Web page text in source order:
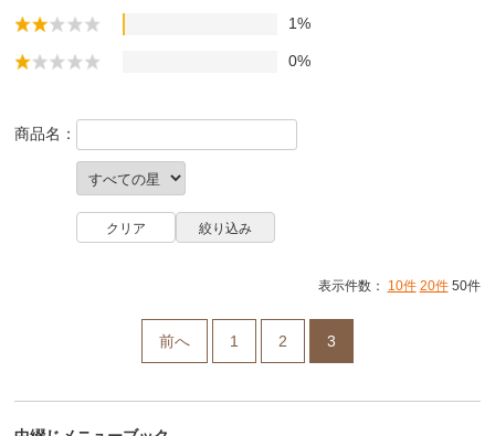
1%
0%
商品名：
表示件数： 10件 20件50件
前へ 1 2 3